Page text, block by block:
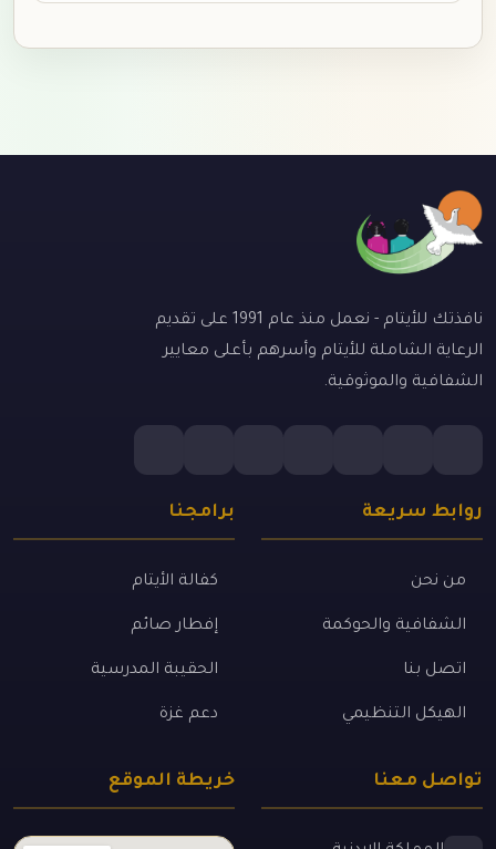
نافذتك للأيتام - نعمل منذ عام 1991 على تقديم
الرعاية الشاملة للأيتام وأسرهم بأعلى معايير
الشفافية والموثوقية.
روابط سريعة
من نحن
الشفافية والحوكمة
اتصل بنا
الهيكل التنظيمي
برامجنا
كفالة الأيتام
إفطار صائم
الحقيبة المدرسية
دعم غزة
تواصل معنا خريطة الموقع